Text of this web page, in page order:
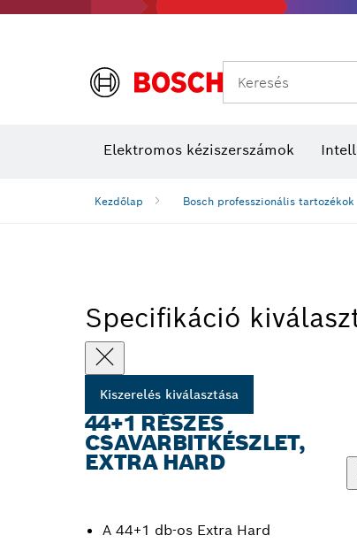
Keresés
Elektromos kéziszerszámok
Kezdőlap Bosch professzionális tartozékok
Specifikáció
Kiszerelés kiválasztása
44+1 RÉSZES
CSAVARBITKÉSZLET,
EXTRA HARD
A 44+1 db-os Extra Hard